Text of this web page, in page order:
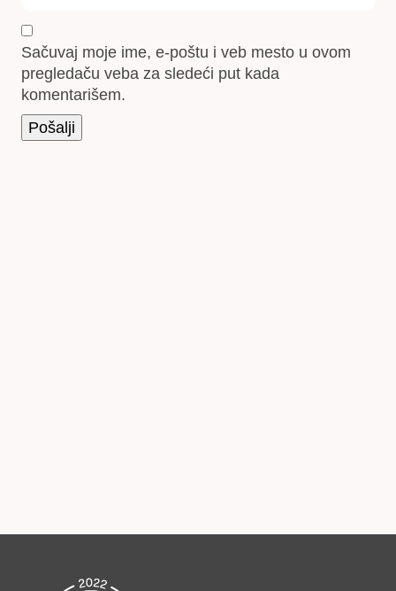
Sačuvaj moje ime, e-poštu i veb mesto u ovom
pregledaču veba za sledeći put kada
komentarišem.